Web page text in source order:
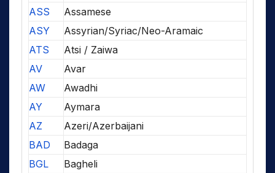
ASS
Assamese
ASY
Assyrian/Syriac/Neo-Aramaic
ATS
Atsi / Zaiwa
AV
Avar
AW
Awadhi
AY
Aymara
AZ
Azeri/Azerbaijani
BAD
Badaga
BGL
Bagheli